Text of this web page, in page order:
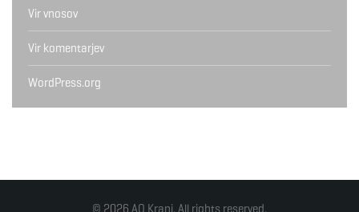
Vir vnosov
Vir komentarjev
WordPress.org
© 2026 AO Kranj. All rights reserved.